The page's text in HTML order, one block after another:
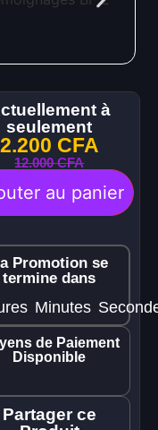
à
seulement
2.200 CFA
12.000CFA
au panier
Promotion se
termine dans
Minutes
de Paiement
Disponible
Partager ce